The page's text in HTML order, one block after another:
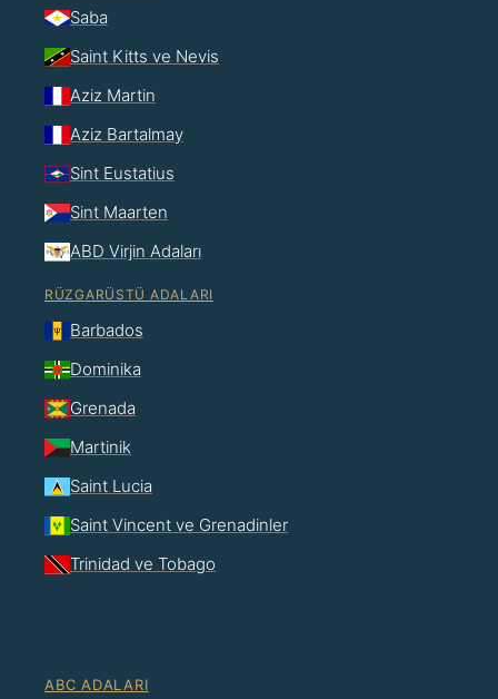
Saba
Saint Kitts ve Nevis
Aziz Martin
Aziz Bartalmay
Sint Eustatius
Sint Maarten
ABD Virjin Adaları
RÜZGARÜSTÜ ADALARI
Barbados
Dominika
Grenada
Martinik
Saint Lucia
Saint Vincent ve Grenadinler
Trinidad ve Tobago
ABC ADALARI